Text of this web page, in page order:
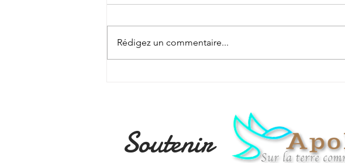
Rédigez un commentaire...
Soutenir